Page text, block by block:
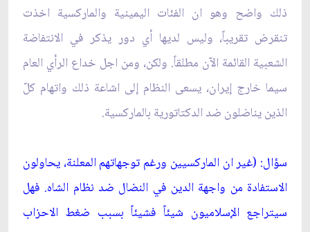
ذلك واضح وهو ان الفئات اليمينية والماركسية اخذت
تنقرض تقريباً، وليس لديها أي دور يذكر في الانتفاضة
الشعبية القائمة الآن مطلقاً. ولكن، ومن اجل خداع الرأي العام
سيما خارج إيران، يسعى النظام إلى اشاعة ذلك واتهام كلّ
الذين يناضلون ضد الدكتاتورية بالماركسية.
سؤال: (غير ان الماركسيين ورغم توجهاتهم المعلنة، يحاولون
الاستفادة من واجهة الدين في النضال ضد نظام الشاه. فهل
سيتراجع الإسلاميون شيئاً فشيئاً بسبب ضغط الاحزاب